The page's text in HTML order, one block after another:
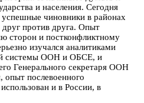
и населения. Сегодня
чиновники в районах
друг против друга. Опыт
сторон и постконфликтному
изучался аналитиками
системы ООН и ОБСЕ, и
Генерального секретаря ООН
опыт послевоенного
и в России, в